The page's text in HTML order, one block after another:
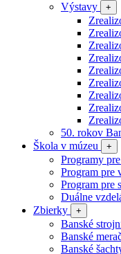
Výstavy
+
50. rokov
Škola v múzeu
+
Programy
Program pre
Program pre
Duálne
Zbierky
+
Banské
Banské
Banské